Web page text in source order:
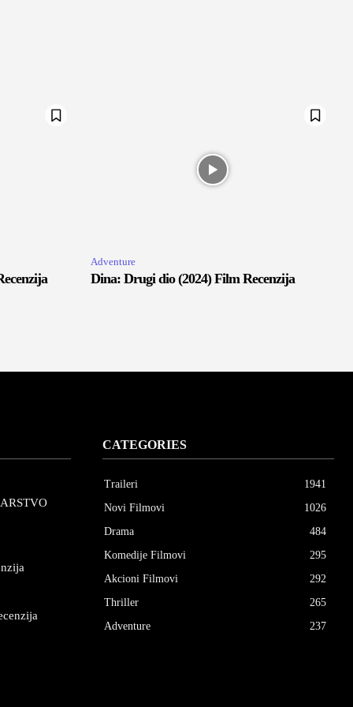
Adventure
Dina: Drugi dio (2024) Film Recenzija
CATEGORIES
Traileri
1941
Novi Filmovi
1026
Drama
484
Komedije Filmovi
295
Akcioni Filmovi
292
Thriller
265
Adventure
237